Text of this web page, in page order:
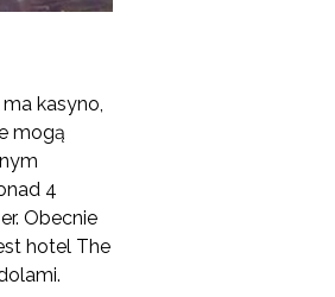
kasyno,
mogą
4
Obecnie
hotel The